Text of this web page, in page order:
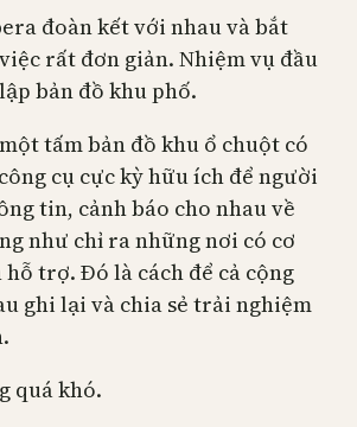
đoàn kết với nhau và bắt
rất đơn giản. Nhiệm vụ đầu
bản đồ khu phố.
tấm bản đồ khu ổ chuột có
cụ cực kỳ hữu ích để người
tin, cảnh báo cho nhau về
như chỉ ra những nơi có cơ
trợ. Đó là cách để cả cộng
ghi lại và chia sẻ trải nghiệm
quá khó.